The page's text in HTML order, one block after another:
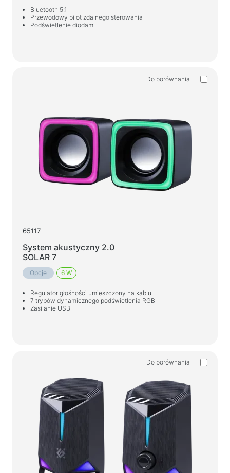
Bluetooth 5.1
Przewodowy pilot zdalnego sterowania
Podświetlenie diodami
Do porównania
65117
System akustyczny 2.0
SOLAR 7
Opcje 6 W
Regulator głośności umieszczony na kablu
7 trybów dynamicznego podświetlenia RGB
Zasilanie USB
Do porównania